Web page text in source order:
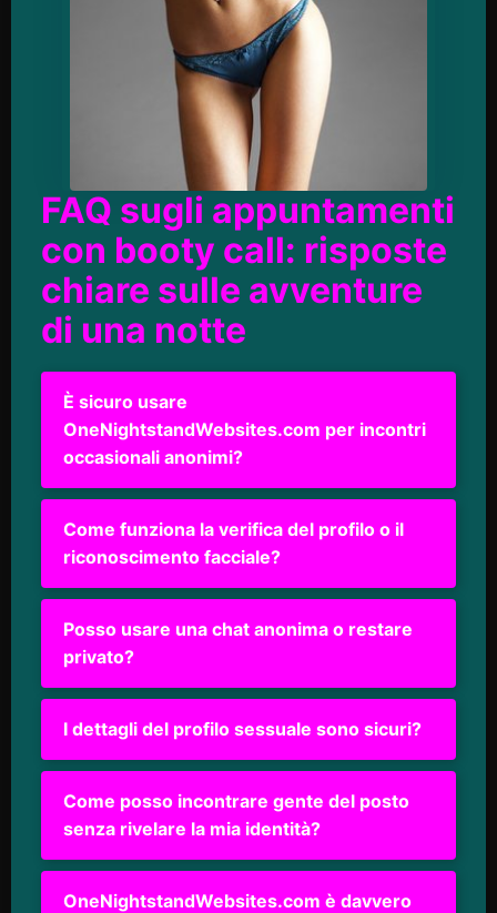
FAQ sugli appuntamenti
con booty call: risposte
chiare sulle avventure
di una notte
È sicuro usare
OneNightstandWebsites.com per incontri
occasionali anonimi?
Come funziona la verifica del profilo o il
riconoscimento facciale?
Posso usare una chat anonima o restare
privato?
I dettagli del profilo sessuale sono sicuri?
Come posso incontrare gente del posto
senza rivelare la mia identità?
OneNightstandWebsites.com è davvero